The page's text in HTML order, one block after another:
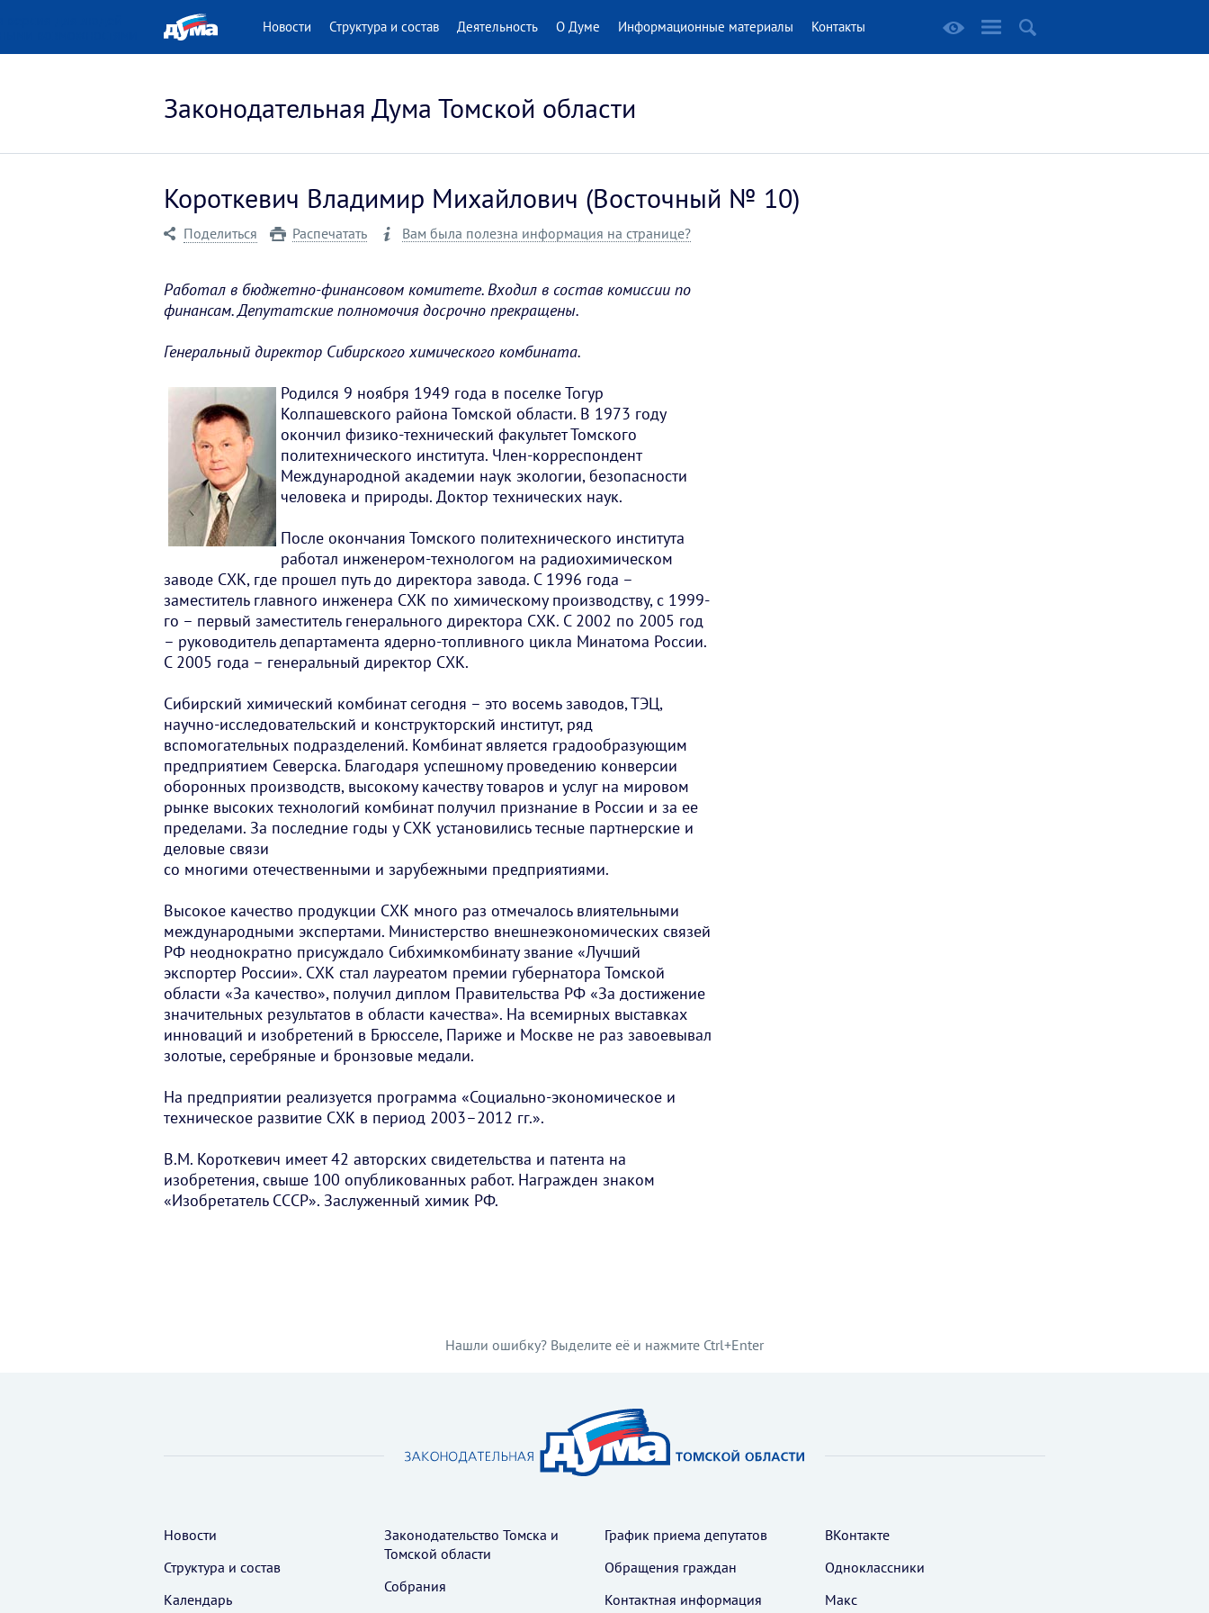
Новости Структура и состав Деятельность О Думе Информационные материалы Контакты
Законодательная Дума Томской области
Короткевич Владимир Михайлович (Восточный № 10)
Поделиться Распечатать Вам была полезна информация на странице?
Работал в бюджетно-финансовом комитете. Входил в состав комиссии по
финансам. Депутатские полномочия досрочно прекращены.
Генеральный директор Сибирского химического комбината.
Родился 9 ноября 1949 года в поселке Тогур
Колпашевского района Томской области. В 1973 году
окончил физико-технический факультет Томского
политехнического института. Член-корреспондент
Международной академии наук экологии, безопасности
человека и природы. Доктор технических наук.
После окончания Томского политехнического института
работал инженером-технологом на радиохимическом
заводе СХК, где прошел путь до директора завода. С 1996 года –
заместитель главного инженера СХК по химическому производству, с 1999-
го – первый заместитель генерального директора СХК. С 2002 по 2005 год
– руководитель департамента ядерно-топливного цикла Минатома России.
С 2005 года – генеральный директор СХК.
Сибирский химический комбинат сегодня – это восемь заводов, ТЭЦ,
научно-исследовательский и конструкторский институт, ряд
вспомогательных подразделений. Комбинат является градообразующим
предприятием Северска. Благодаря успешному проведению конверсии
оборонных производств, высокому качеству товаров и услуг на мировом
рынке высоких технологий комбинат получил признание в России и за ее
пределами. За последние годы у СХК установились тесные партнерские и
деловые связи
со многими отечественными и зарубежными предприятиями.
Высокое качество продукции СХК много раз отмечалось влиятельными
международными экспертами. Министерство внешнеэкономических связей
РФ неоднократно присуждало Сибхимкомбинату звание «Лучший
экспортер России». СХК стал лауреатом премии губернатора Томской
области «За качество», получил диплом Правительства РФ «За достижение
значительных результатов в области качества». На всемирных выставках
инноваций и изобретений в Брюсселе, Париже и Москве не раз завоевывал
золотые, серебряные и бронзовые медали.
На предприятии реализуется программа «Социально-экономическое и
техническое развитие СХК в период 2003–2012 гг.».
В.М. Короткевич имеет 42 авторских свидетельства и патента на
изобретения, свыше 100 опубликованных работ. Награжден знаком
«Изобретатель СССР». Заслуженный химик РФ.
Нашли ошибку? Выделите её и нажмите Ctrl+Enter
Новости
Структура и состав
Календарь
Законодательство Томска и
Томской области
Собрания
График приема депутатов
Обращения граждан
Контактная информация
ВКонтакте
Одноклассники
Макс